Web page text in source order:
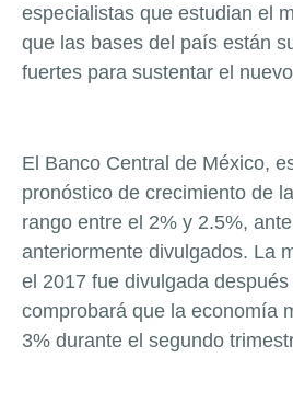
especialistas que estudian el
que las bases del país están
fuertes para sustentar el
El Banco Central de México,
pronóstico de crecimiento de
rango entre el 2% y 2.5%,
anteriormente divulgados. La
el 2017 fue divulgada
comprobará que la economía
3% durante el segundo